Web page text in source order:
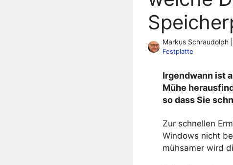
Markus Schraudolph
Festplatte
Irgendwann ist
Mühe
so dass Sie
Zur schnellen
Windows nicht
mühsamer wird